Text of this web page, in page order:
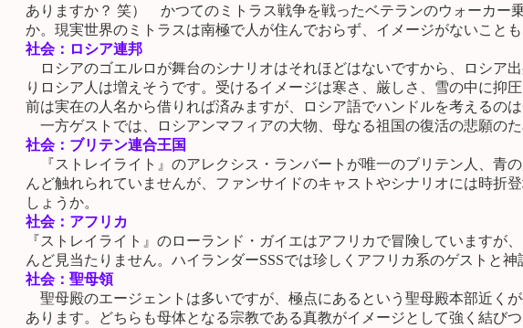
ありますか？ 笑） かつてのミトラス戦争を戦ったベテランのウォーカー
か。現実世界のミトラスは南極で人が住んでおらず、イメージがないことも
社会：ロシア連邦
ロシアのゴエルロが舞台のシナリオはそれほどはないですから、ロシア
りロシア人は増えそうです。受けるイメージは寒さ、厳しさ、雪の中に抑
前は実在の人名から借りれば済みますが、ロシア語でハンドルを考えるのは
一方ゲストでは、ロシアンマフィアの大物、母なる祖国の復活の悲願の
社会：ブリテン連合王国
『ストレイライト』のアレクシス・ランバートが唯一のブリテン人、青
んど触れられていませんが、ファンサイドのキャストやシナリオには時折
しょうか。
社会：アフリカ
『ストレイライト』のローランド・ガイエはアフリカで冒険しています
んど見当たりません。ハイランダーSSSでは珍しくアフリカ系のゲストと神
社会：聖母領
聖母殿のエージェントは多いですが、極点にあるという聖母殿本部近く
あります。どちらも母体となる宗教である真教がイメージとして強く結び